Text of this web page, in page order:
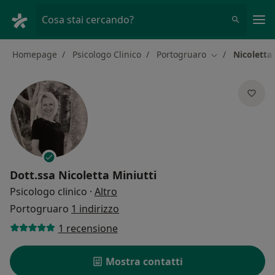
Cosa stai cercando?
Homepage Psicologo Clinico Portogruaro Cambia città
Dott.ssa Nicoletta Miniutti
Psicologo clinico · Altro
Portogruaro 1 indirizzo
1 recensione
Mostra contatti